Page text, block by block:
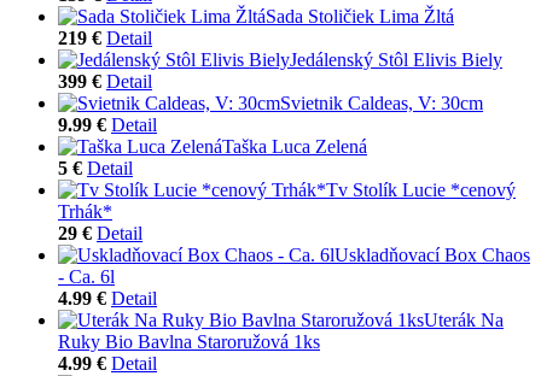
Sada Stoličiek Lima Žltá
219 € Detail
Jedálenský Stôl Elivis Biely
399 € Detail
Svietnik Caldeas, V: 30cm
9.99 € Detail
Taška Luca Zelená
5 € Detail
Tv Stolík Lucie *cenový
Trhák*
29 € Detail
Uskladňovací Box Chaos
- Ca. 6l
4.99 € Detail
Uterák Na
Ruky Bio Bavlna Staroružová 1ks
4.99 € Detail